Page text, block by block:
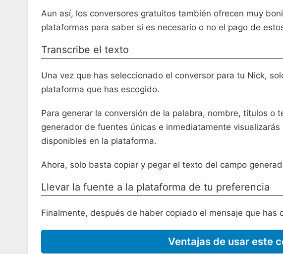
Aun así, los conversores gratuitos también ofrecen muy
plataformas para saber si es necesario o no el pago de
Transcribe el texto
Una vez que has seleccionado el conversor para tu Nick,
plataforma que has escogido.
Para generar la conversión de la palabra, nombre, títulos o
generador de fuentes únicas e inmediatamente
disponibles en la plataforma.
Ahora, solo basta copiar y pegar el texto del campo
Llevar la fuente a la plataforma de tu preferencia
Finalmente, después de haber copiado el mensaje que
Ventajas de usar este